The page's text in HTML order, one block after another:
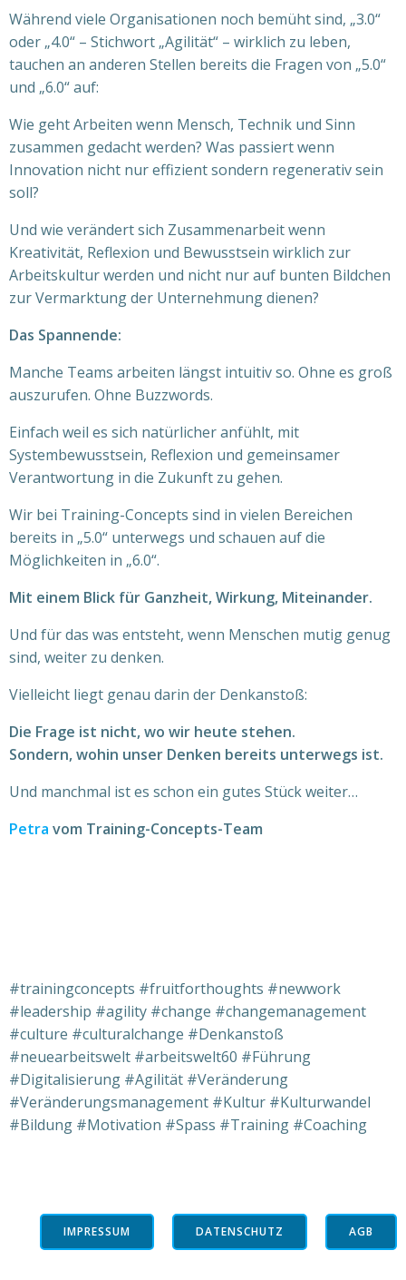
Während viele Organisationen noch bemüht sind, „3.0“
oder „4.0“ – Stichwort „Agilität“ – wirklich zu leben,
tauchen an anderen Stellen bereits die Fragen von „5.0“
und „6.0“ auf:
Wie geht Arbeiten wenn Mensch, Technik und Sinn
zusammen gedacht werden? Was passiert wenn
Innovation nicht nur effizient sondern regenerativ sein
soll?
Und wie verändert sich Zusammenarbeit wenn
Kreativität, Reflexion und Bewusstsein wirklich zur
Arbeitskultur werden und nicht nur auf bunten Bildchen
zur Vermarktung der Unternehmung dienen?
Das Spannende:
Manche Teams arbeiten längst intuitiv so. Ohne es groß
auszurufen. Ohne Buzzwords.
Einfach weil es sich natürlicher anfühlt, mit
Systembewusstsein, Reflexion und gemeinsamer
Verantwortung in die Zukunft zu gehen.
Wir bei Training-Concepts sind in vielen Bereichen
bereits in „5.0“ unterwegs und schauen auf die
Möglichkeiten in „6.0“.
Mit einem Blick für Ganzheit, Wirkung, Miteinander.
Und für das was entsteht, wenn Menschen mutig genug
sind, weiter zu denken.
Vielleicht liegt genau darin der Denkanstoß:
Die Frage ist nicht, wo wir heute stehen.
Sondern, wohin unser Denken bereits unterwegs ist.
Und manchmal ist es schon ein gutes Stück weiter…
Petra vom Training-Concepts-Team
#trainingconcepts #fruitforthoughts #newwork
#leadership #agility #change #changemanagement
#culture #culturalchange #Denkanstoß
#neuearbeitswelt #arbeitswelt60 #Führung
#Digitalisierung #Agilität #Veränderung
#Veränderungsmanagement #Kultur #Kulturwandel
#Bildung #Motivation #Spass #Training #Coaching
IMPRESSUM DATENSCHUTZ AGB